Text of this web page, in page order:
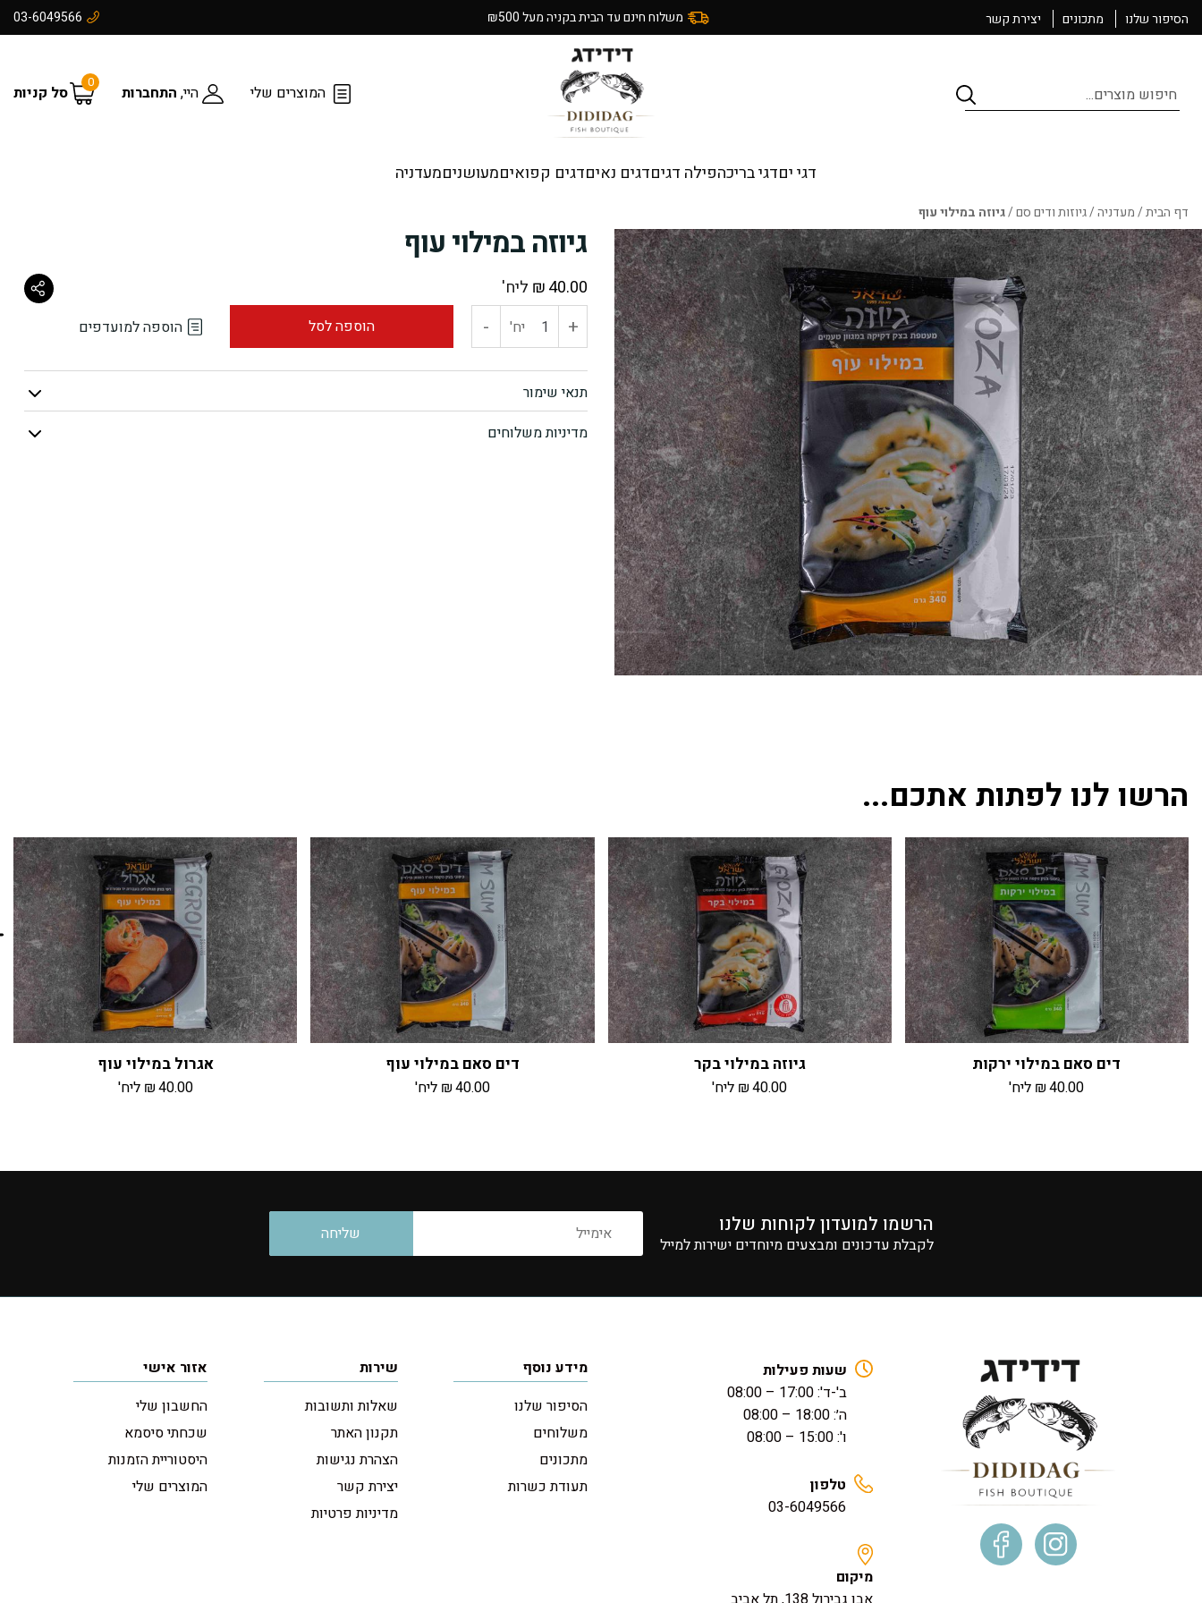
הסיפור שלנו מתכונים יצירת קשר משלוח חינם עד הבית בקניה מעל ₪500 03-6049566
search המוצרים שלי היי, התחברות
0
סל קניות
דגי יםדגי בריכהפילה דגיםדגים נאיםדגים קפואיםמעושניםמעדניה
דף הבית/מעדניה/גיוזות ודים סם/גיוזה במילוי עוף
גיוזה במילוי עוף
₪40.00 ליח'
+ כמות יח' - הוספה לסל הוספה למועדפים
תנאי שימור
מדיניות משלוחים
הרשו לנו לפתות אתכם...
דים סאם במילוי ירקות
₪40.00 ליח'
גיוזה במילוי בקר
₪40.00 ליח'
דים סאם במילוי עוף
₪40.00 ליח'
אגרול במילוי עוף
₪40.00 ליח'
הרשמו למועדון לקוחות שלנו
לקבלת עדכונים ומבצעים מיוחדים ישירות למייל
שעות פעילות
ב'-ד': 17:00 – 08:00
ה׳: 18:00 – 08:00
ו': 15:00 – 08:00
טלפון
03-6049566
מיקום
מידע נוסף
הסיפור שלנו
משלוחים
מתכונים
תעודת כשרות
שירות
שאלות ותשובות
תקנון האתר
הצהרת נגישות
יצירת קשר
מדיניות פרטיות
אזור אישי
החשבון שלי
שכחתי סיסמא
היסטוריית הזמנות
המוצרים שלי